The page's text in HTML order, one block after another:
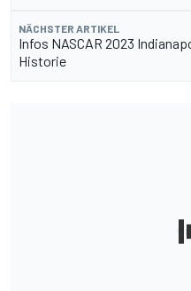
NÄCHSTER ARTIKEL
Infos NASCAR 2023
Historie